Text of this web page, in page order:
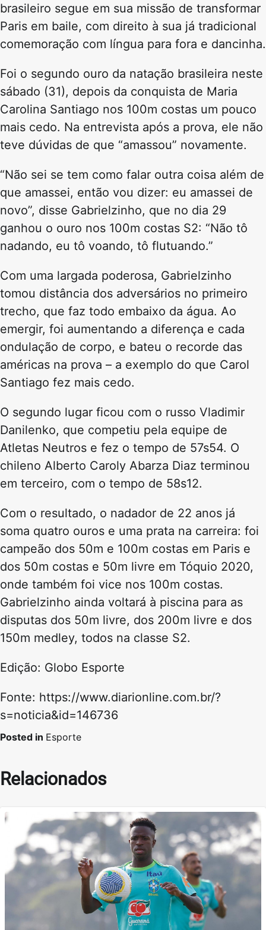
brasileiro segue em sua missão de transformar
Paris em baile, com direito à sua já tradicional
comemoração com língua para fora e dancinha.
Foi o segundo ouro da natação brasileira neste
sábado (31), depois da conquista de Maria
Carolina Santiago nos 100m costas um pouco
mais cedo. Na entrevista após a prova, ele não
teve dúvidas de que “amassou” novamente.
“Não sei se tem como falar outra coisa além de
que amassei, então vou dizer: eu amassei de
novo”, disse Gabrielzinho, que no dia 29
ganhou o ouro nos 100m costas S2: “Não tô
nadando, eu tô voando, tô flutuando.”
Com uma largada poderosa, Gabrielzinho
tomou distância dos adversários no primeiro
trecho, que faz todo embaixo da água. Ao
emergir, foi aumentando a diferença e cada
ondulação de corpo, e bateu o recorde das
américas na prova – a exemplo do que Carol
Santiago fez mais cedo.
O segundo lugar ficou com o russo Vladimir
Danilenko, que competiu pela equipe de
Atletas Neutros e fez o tempo de 57s54. O
chileno Alberto Caroly Abarza Diaz terminou
em terceiro, com o tempo de 58s12.
Com o resultado, o nadador de 22 anos já
soma quatro ouros e uma prata na carreira: foi
campeão dos 50m e 100m costas em Paris e
dos 50m costas e 50m livre em Tóquio 2020,
onde também foi vice nos 100m costas.
Gabrielzinho ainda voltará à piscina para as
disputas dos 50m livre, dos 200m livre e dos
150m medley, todos na classe S2.
Edição: Globo Esporte
Fonte: https://www.diarionline.com.br/?
s=noticia&id=146736
Posted in Esporte
Relacionados